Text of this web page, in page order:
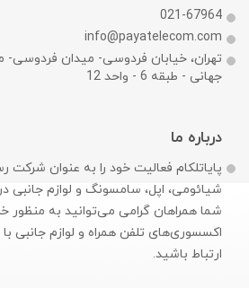
021-67964
info@payatelecom.com
تهران، خیابان فردوسی- میدان
جهانی - طبقه 6 - واحد 12
درباره ما
پایاتلکام فعالیت خود را به عنوان
شیائومی، اپل، سامسونگ و لوازم جانبی
شما همراهان گرامی می‌توانید به
اکسسوری‌های تلفن همراه و لوازم جانبی با
ارتباط باشید.